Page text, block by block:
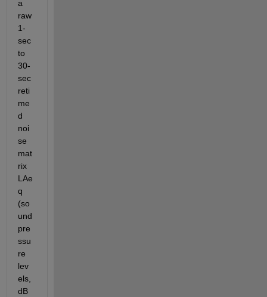
a
raw
1-
sec
to
30-
sec
reti
me
d
noi
se
mat
rix
LAe
q
(so
und
pre
ssu
re
lev
els,
dB